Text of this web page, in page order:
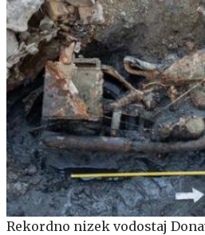
Rekordno nizek vodostaj